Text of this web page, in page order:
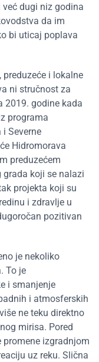
dugi niz godina
da im
bi uticaj poplava
i lokalne
ni stručnost za
2019. godine kada
programa
i Severne
Hidromorava
preduzećem
koji se nalazi
projekta koji su
i zdravlje u
pozitivan
je nekoliko
To je
i smanjenje
i atmosferskih
ne teku direktno
mirisa. Pored
promene izgradnjom
uz reku. Slična